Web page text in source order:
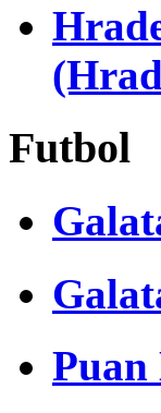
Futbol